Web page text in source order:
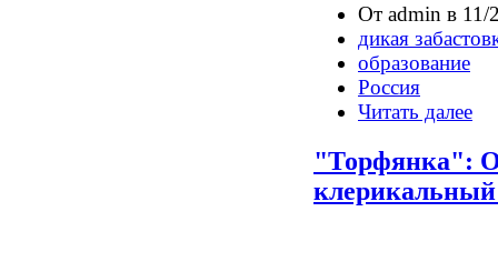
От admin в 11/
дикая
образование
Россия
Читать далее
"Торфянка":
клерикальный